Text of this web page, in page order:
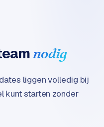
nodig
liggen volledig bij
kunt starten zonder